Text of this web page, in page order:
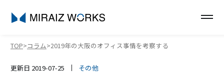
TOP コラム 2019年の大阪のオフィス事情を考察する
更新日 2019-07-25 その他